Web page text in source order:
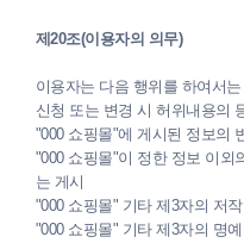
제20조(이용자의 의무)
이용자는 다음 행위를 하여서
신청 또는 변경 시 허위내용의
"000 쇼핑몰"에 게시된 정보의
"000 쇼핑몰"이 정한 정보 이외
는 게시
"000 쇼핑몰" 기타 제3자의 저
"000 쇼핑몰" 기타 제3자의 명